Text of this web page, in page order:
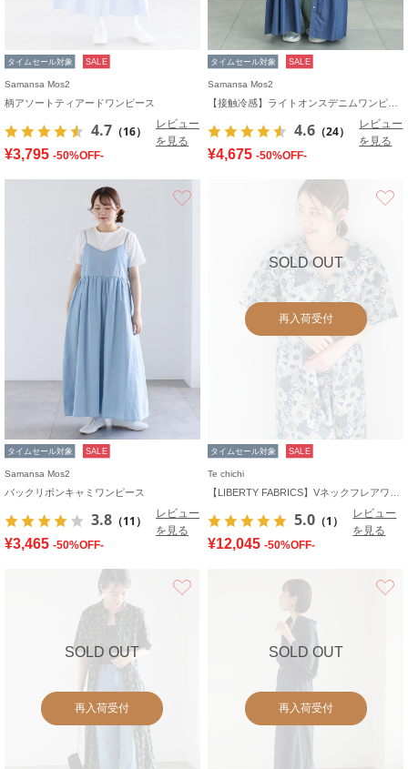
タイムセール対象 SALE
Samansa Mos2
柄アソートティアードワンピース
4.7 （16）
レビュー
を見る
¥3,795 -50%OFF-
タイムセール対象 SALE
Samansa Mos2
4.6 （24）
レビュー
を見る
¥4,675 -50%OFF-
タイムセール対象 SALE
Samansa Mos2
バックリボンキャミワンピース
3.8 （11）
レビュー
を見る
¥3,465 -50%OFF-
SOLD OUT
再入荷受付
タイムセール対象 SALE
Te chichi
5.0 （1）
レビュー
を見る
¥12,045 -50%OFF-
SOLD OUT
再入荷受付
SOLD OUT
再入荷受付